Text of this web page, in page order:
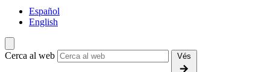
Español
English
Cerca al web Vés